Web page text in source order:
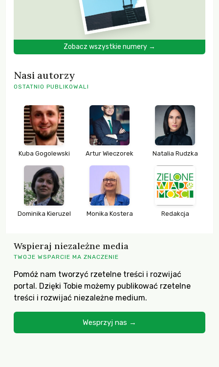
Zobacz wszystkie numery →
Nasi autorzy
OSTATNIO PUBLIKOWALI
Kuba Gogolewski Artur Wieczorek Natalia Rudzka
Dominika Kieruzel Monika Kostera Redakcja
Wspieraj niezależne media
TWOJE WSPARCIE MA ZNACZENIE
Pomóż nam tworzyć rzetelne treści i rozwijać
portal. Dzięki Tobie możemy publikować rzetelne
treści i rozwijać niezależne medium.
Wesprzyj nas →